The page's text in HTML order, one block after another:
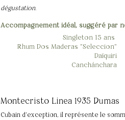
dégustation.
Accompagnement idéal, suggéré par
Singleton 15 ans
Rhum Dos Maderas "Seleccion"
Daïquiri
Canchánchara
Montecristo Linea 1935 Dumas
Cubain d'exception, il représente le